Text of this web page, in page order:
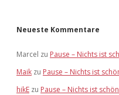
Neueste Kommentare
Marcel zu Pause – Nichts ist
Maik zu Pause – Nichts ist
hikE zu Pause – Nichts ist